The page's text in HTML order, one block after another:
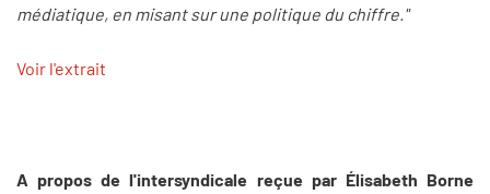
médiatique, en misant sur une politique du chiffre."
Voir l'extrait
A propos de l'intersyndicale reçue par Élisabeth Borne